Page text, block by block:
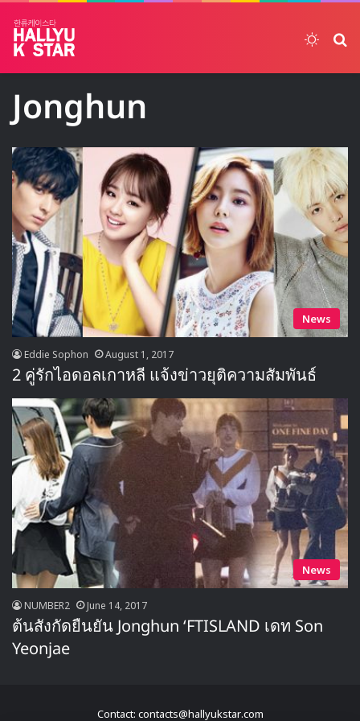
Jonghun
News
Eddie Sophon August 1, 2017
2 คู่รักไอดอลเกาหลี แจ้งข่าวยุติความสัมพันธ์
News
NUMBER2 June 14, 2017
ต้นสังกัดยืนยัน Jonghun ‘FTISLAND เดท Son
Yeonjae
Contact: contacts@hallyukstar.com